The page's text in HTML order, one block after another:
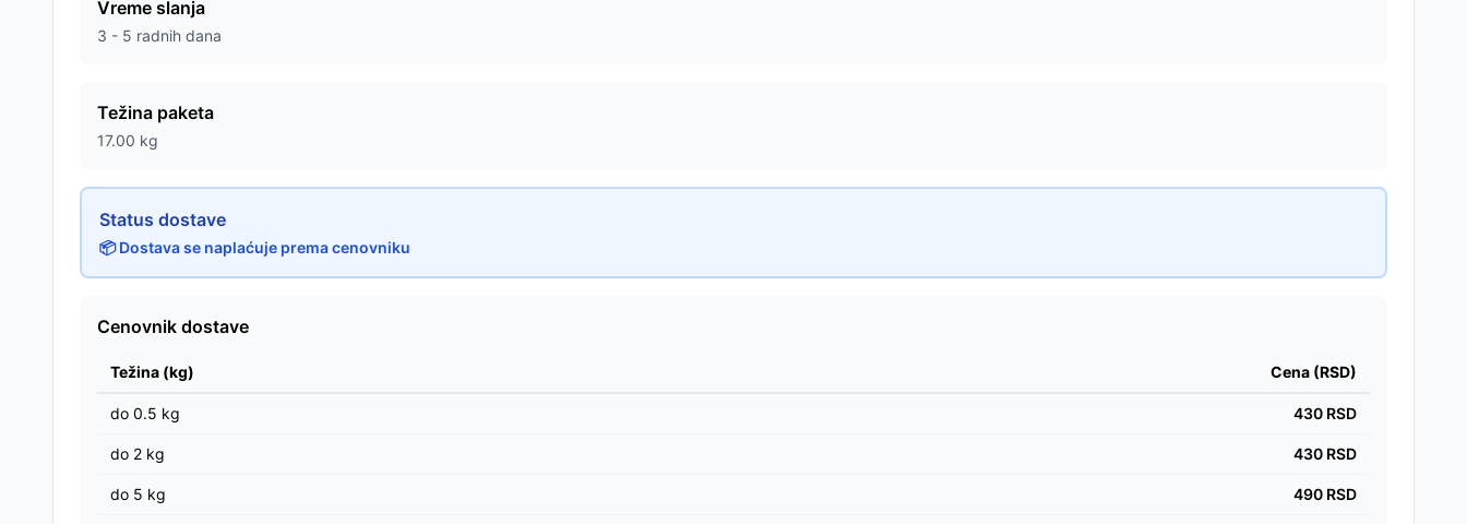
Vreme slanja
3 - 5 radnih dana
Težina paketa
17.00 kg
Status dostave
📦 Dostava se naplaćuje prema cenovniku
Cenovnik dostave
Težina (kg) Cena (RSD)
do 0.5 kg 430 RSD
do 2 kg 430 RSD
do 5 kg 490 RSD